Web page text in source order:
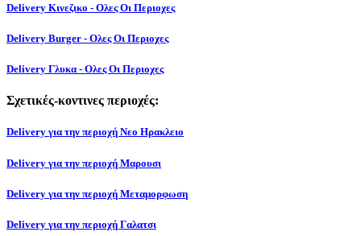
Delivery Κινεζικο - Ολες Οι Περιοχες
Delivery Burger - Ολες Οι Περιοχες
Delivery Γλυκα - Ολες Οι Περιοχες
Σχετικές-κοντινες περιοχές:
Delivery για την περιοχή Νεο Ηρακλειο
Delivery για την περιοχή Μαρουσι
Delivery για την περιοχή Μεταμορφωση
Delivery για την περιοχή Γαλατσι